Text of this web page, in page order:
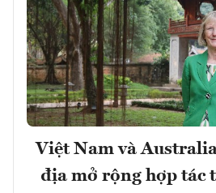
Việt Nam và
địa mở rộng hợp tác